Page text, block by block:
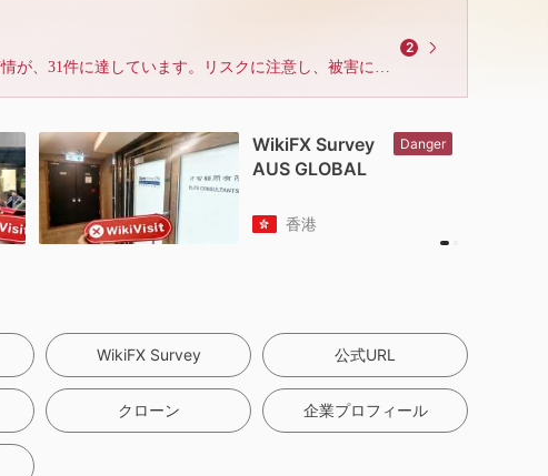
この取引業者に対するWikiFXへのユーザーからの苦情が、31件に達しています。リスクに注意し、被害に遭わないようお気をつけください。
2
WikiFX Survey 公式URL
クローン 企業プロフィール